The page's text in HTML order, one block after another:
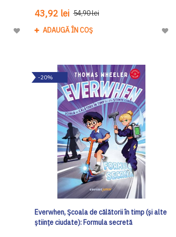
Adaugă
Dorinte
43,92 lei 54,90 lei
ADAUGĂ ÎN COȘ
-20%
Everwhen, Școala de călătorii în timp (și alte
științe ciudate): Formula secretă